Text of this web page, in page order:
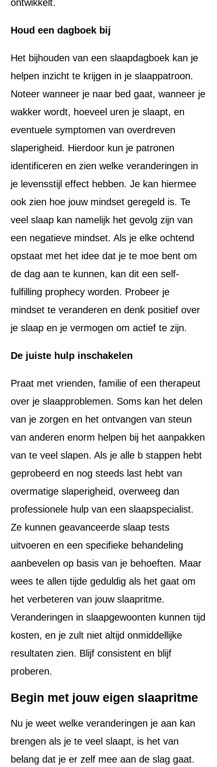
ontwikkelt.
Houd een dagboek bij
Het bijhouden van een slaapdagboek kan je
helpen inzicht te krijgen in je slaappatroon.
Noteer wanneer je naar bed gaat, wanneer je
wakker wordt, hoeveel uren je slaapt, en
eventuele symptomen van overdreven
slaperigheid. Hierdoor kun je patronen
identificeren en zien welke veranderingen in
je levensstijl effect hebben. Je kan hiermee
ook zien hoe jouw mindset geregeld is. Te
veel slaap kan namelijk het gevolg zijn van
een negatieve mindset. Als je elke ochtend
opstaat met het idee dat je te moe bent om
de dag aan te kunnen, kan dit een self-
fulfilling prophecy worden. Probeer je
mindset te veranderen en denk positief over
je slaap en je vermogen om actief te zijn.
De juiste hulp inschakelen
Praat met vrienden, familie of een therapeut
over je slaapproblemen. Soms kan het delen
van je zorgen en het ontvangen van steun
van anderen enorm helpen bij het aanpakken
van te veel slapen. Als je alle b stappen hebt
geprobeerd en nog steeds last hebt van
overmatige slaperigheid, overweeg dan
professionele hulp van een slaapspecialist.
Ze kunnen geavanceerde slaap tests
uitvoeren en een specifieke behandeling
aanbevelen op basis van je behoeften. Maar
wees te allen tijde geduldig als het gaat om
het verbeteren van jouw slaapritme.
Veranderingen in slaapgewoonten kunnen tijd
kosten, en je zult niet altijd onmiddellijke
resultaten zien. Blijf consistent en blijf
proberen.
Begin met jouw eigen slaapritme
Nu je weet welke veranderingen je aan kan
brengen als je te veel slaapt, is het van
belang dat je er zelf mee aan de slag gaat.